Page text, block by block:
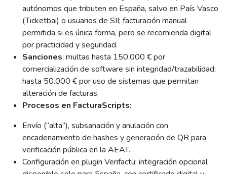
autónomos que tributen en España, salvo en País Vasco
(Ticketbai) o usuarios de SII; facturación manual
permitida si es única forma, pero se recomienda digital
por practicidad y seguridad.
Sanciones: multas hasta 150.000 € por
comercialización de software sin integridad/trazabilidad;
hasta 50.000 € por uso de sistemas que permitan
alteración de facturas.
Procesos en FacturaScripts:
Envío (“alta”), subsanación y anulación con
encadenamiento de hashes y generación de QR para
verificación pública en la AEAT.
Configuración en plugin Verifactu: integración opcional